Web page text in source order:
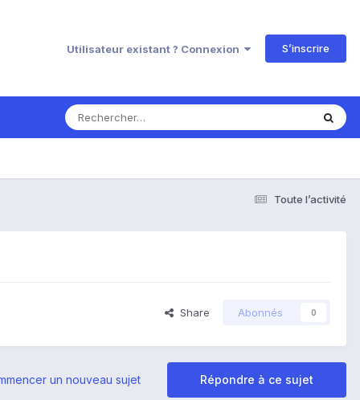
Utilisateur existant ? Connexion S’inscrire
Toute l’activité
Share Abonnés 0
Répondre à ce sujet
un nouveau sujet